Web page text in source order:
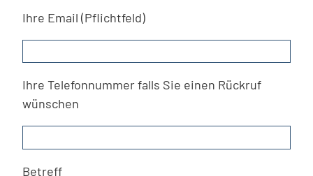
Ihre Email (Pflichtfeld)
Ihre Telefonnummer falls Sie einen Rückruf
wünschen
Betreff